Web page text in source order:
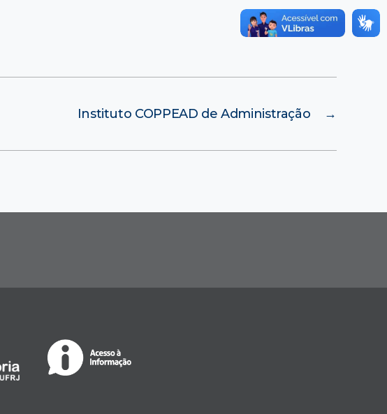
→
Instituto COPPEAD de Administração